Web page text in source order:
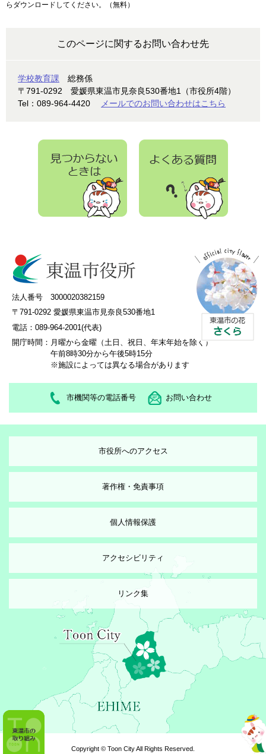
らダウンロードしてください。（無料）
このページに関するお問い合わせ先
学校教育課
総務係
〒791-0292
愛媛県東温市見奈良530番地1（市役所4階）
Tel：089-964-4420
メールでのお問い合わせはこちら
法人番号 3000020382159
〒791-0292 愛媛県東温市見奈良530番地1
電話：089-964-2001(代表)
開庁時間： 月曜から金曜（土日、祝日、年末年始を除く）
午前8時30分から午後5時15分
※施設によっては異なる場合があります
市機関等の電話番号 お問い合わせ
市役所へのアクセス
著作権・免責事項
個人情報保護
アクセシビリティ
リンク集
Copyright © Toon City All Rights Reserved.